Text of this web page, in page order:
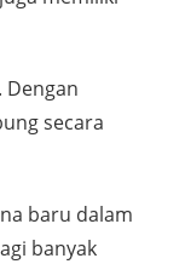
secara
baru dalam
banyak